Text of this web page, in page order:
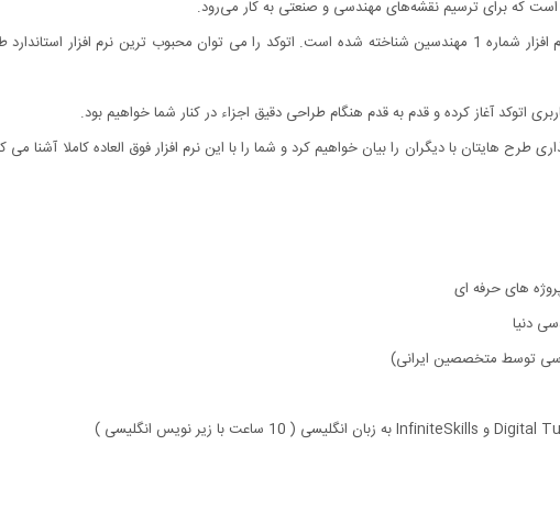
این نرم‌افزار از محصولات شرکت آمریکایی اتودسک است که تقریبا در سراسر دنیا به عنوان نرم افزار شماره 1 مهندسین شناخته شده است. اتوکد را می توان محبوب
هایتان با دیگران را بیان خواهیم کرد و شما را با این نرم افزار فوق العاده کاملا آشنا می
دنیا
توسط متخصصین ایرانی)